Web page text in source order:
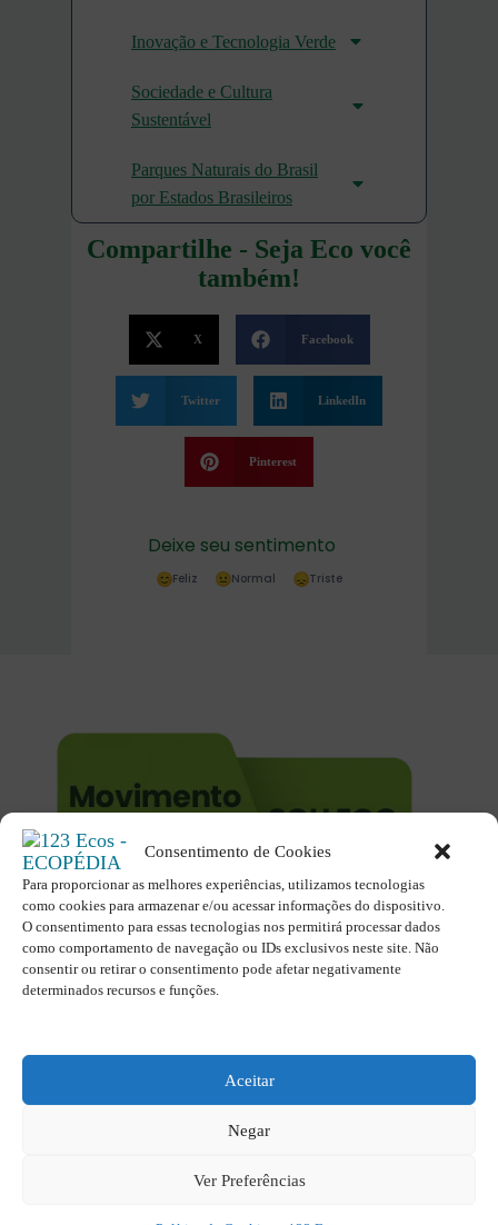
Consentimento de Cookies
Para proporcionar as melhores experiências, utilizamos tecnologias
como cookies para armazenar e/ou acessar informações do dispositivo.
O consentimento para essas tecnologias nos permitirá processar dados
como comportamento de navegação ou IDs exclusivos neste site. Não
consentir ou retirar o consentimento pode afetar negativamente
determinados recursos e funções.
Aceitar
Negar
Ver Preferências
Inovação e Tecnologia Verde
Sociedade e Cultura
Sustentável
Parques Naturais do Brasil
por Estados Brasileiros
Compartilhe - Seja Eco você
também!
X Facebook
Twitter LinkedIn
Pinterest
Deixe seu sentimento
Feliz Normal Triste
O site é um movimento ambientalista!
Participe você também!
Podemos fazer muito
se nos unirmos!
Contato - contato@123ecos.com.br
Política de Privacidade
Layout da home e rodapé criado por